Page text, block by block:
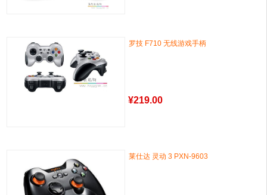
罗技 F710 无线游戏手柄
¥219.00
莱仕达 灵动 3 PXN-9603